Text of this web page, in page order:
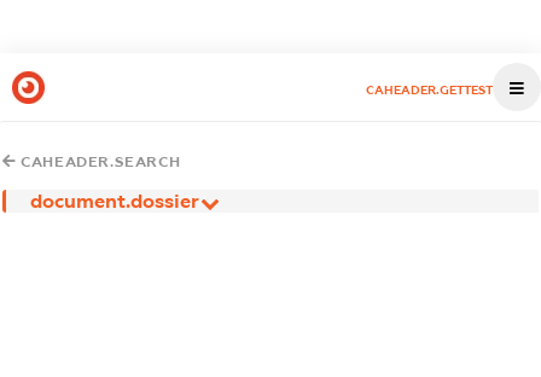
CAHEADER.GETTEST
CAHEADER.SEARCH
document.dossier